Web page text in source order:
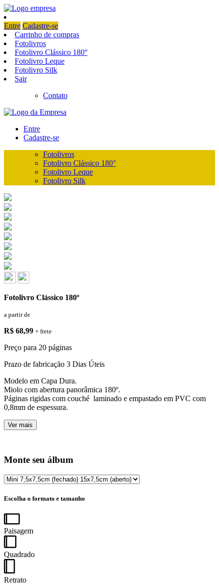
Entre Cadastre-se
Carrinho de compras
Fotolivros
Fotolivro Clássico 180°
Fotolivro Leque
Fotolivro Silk
Sair
Contato
Entre
Cadastre-se
Fotolivros
Fotolivro Clássico 180°
Fotolivro Leque
Fotolivro Silk
Fotolivro Clássico 180º
a partir de
R$ 68,99 + frete
Preço para 20 páginas
Prazo de fabricação 3 Dias Úteis
Modelo em Capa Dura.
Miolo com abertura panorâmica 180º.
Páginas rigidas com couché laminado e empastado em PVC com
0,8mm de espessura.
Ver mais
Monte seu álbum
Escolha o formato e tamanho
Paisagem
Quadrado
Retrato